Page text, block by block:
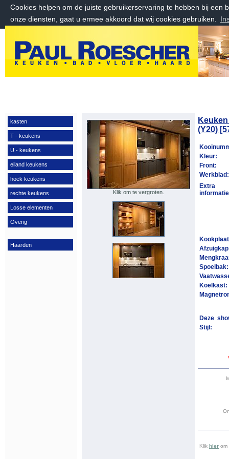
Cookies helpen om de juiste gebruikerservaring te hebben bij een
onze diensten, gaat u ermee akkoord dat wij cookies gebruiken.
zaterdag 8 augustus 2026, 20:44 uur
Welkom bij Paul Roescher Outlet
kasten
T - keukens
U - keukens
eiland keukens
hoek keukens
rechte keukens
Losse elementen
Overig
Haarden
Klik om te vergroten.
(Y20)
Kleur:
Front:
Extra
Koelkast:
Deze
Stijl:
Klik hier om